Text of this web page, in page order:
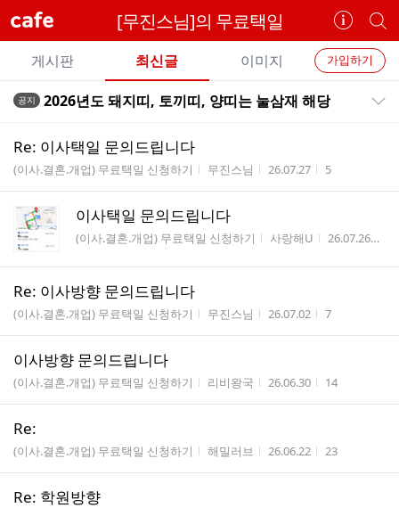
cafe [무진스님]의 무료택일
카
페
정
보
개
별
카
페
검
카
페
메
뉴
가입하기
게시판 최신글 이미지
전
글
트
공지 2026년도 돼지띠, 토끼띠, 양띠는 눌삼재 해당
Re: 이사택일 문의드립니다
게시판명
(이사.결혼.개업) 무료택일 신청하기 작성자
무진스님 작성시간
26.07.27 조회수
5
이사택일 문의드립니다
게시판명
(이사.결혼.개업) 무료택일 신청하기 작성자
사랑해U 작성시간
26.07.26
Re: 이사방향 문의드립니다
게시판명
(이사.결혼.개업) 무료택일 신청하기 작성자
무진스님 작성시간
26.07.02 조회수
7
이사방향 문의드립니다
게시판명
(이사.결혼.개업) 무료택일 신청하기 작성자
리비왕국 작성시간
26.06.30 조회수
14
Re:
게시판명
(이사.결혼.개업) 무료택일 신청하기 작성자
해밀러브 작성시간
26.06.22 조회수
23
Re: 학원방향